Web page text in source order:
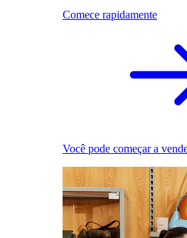
Comece rapidamente
Você pode começar a